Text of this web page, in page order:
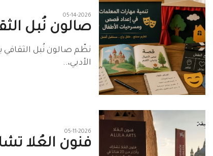
05-14-2026
صالون نُبل
نظّم صالون نُبل
الأدبي،..
05-11-2026
فنون العُلا تشارك